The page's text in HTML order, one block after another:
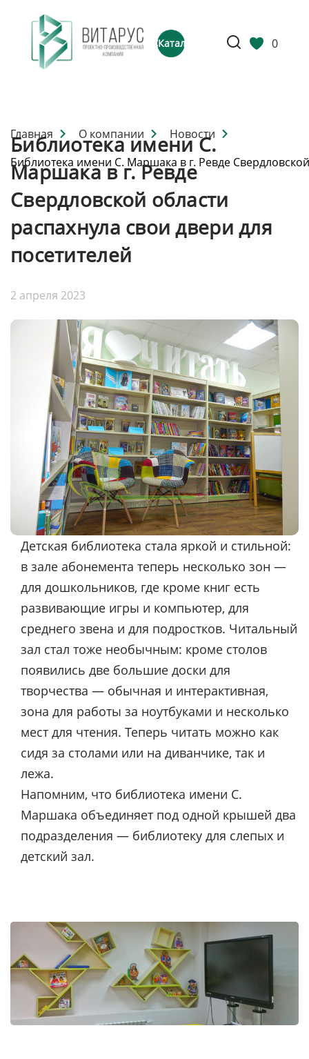
Каталог 0
Главная О компании
Новости
Библиотека имени С. Маршака в г. Ревде
Библиотека имени С.
Маршака в г. Ревде
Свердловской области
распахнула свои двери для
посетителей
2 апреля 2023
Детская библиотека стала яркой и стильной:
в зале абонемента теперь несколько зон —
для дошкольников, где кроме книг есть
развивающие игры и компьютер, для
среднего звена и для подростков. Читальный
зал стал тоже необычным: кроме столов
появились две большие доски для
творчества — обычная и интерактивная,
зона для работы за ноутбуками и несколько
мест для чтения. Теперь читать можно как
сидя за столами или на диванчике, так и
лежа.
Напомним, что библиотека имени С.
Маршака объединяет под одной крышей два
подразделения — библиотеку для слепых и
детский зал.